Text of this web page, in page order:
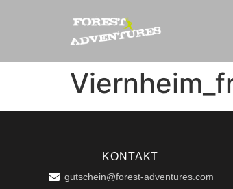
KONTAKT
gutschein@forest-adventures.com